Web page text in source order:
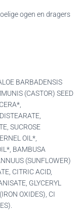
ogen en dragers
BARBADENSIS
(CASTOR) SEED
SUCROSE
OIL*,
BAMBUSA
(SUNFLOWER)
CITRIC ACID,
GLYCERYL
OXIDES), CI